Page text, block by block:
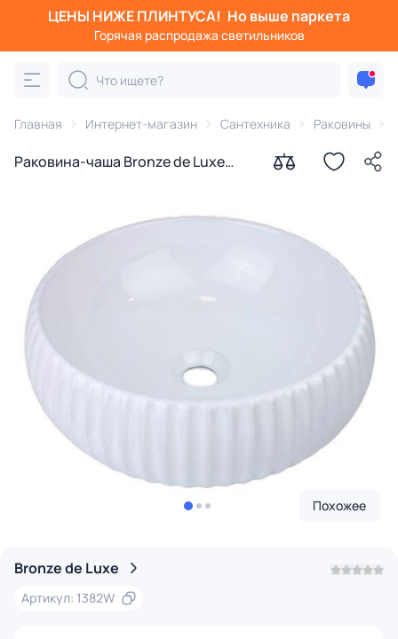
ЦЕНЫ НИЖЕ ПЛИНТУСА! Но выше паркета
Горячая распродажа светильников
Главная Интернет-магазин Сантехника Раковины
Раковина-чаша Bronze de Luxe
Похожее
Bronze de Luxe
Артикул: 1382W